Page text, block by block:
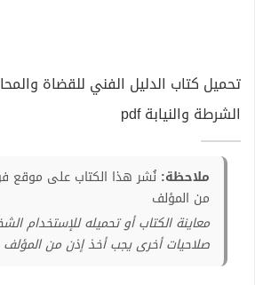
تحميل كتاب الدليل الفني للقضاة
الشرطة والنيابة pdf
ملاحظة: نُشر هذا الكتاب على موقع
من المؤلف
معاينة الكتاب أو تحميله للإستخدام
صلاحيات أخرى يجب أخذ إذن من المؤلف